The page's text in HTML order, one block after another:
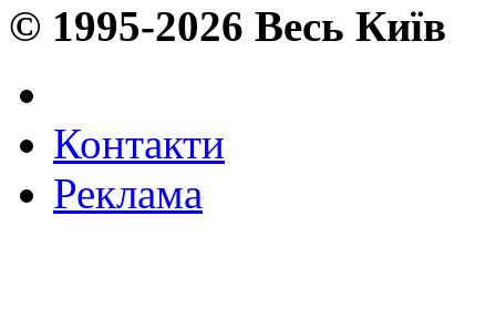
© 1995-2026 Весь Київ
Контакти
Реклама